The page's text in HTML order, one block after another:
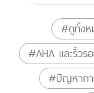
#ดูทั้ง
#AHA และริ้วร
#ปัญหากา